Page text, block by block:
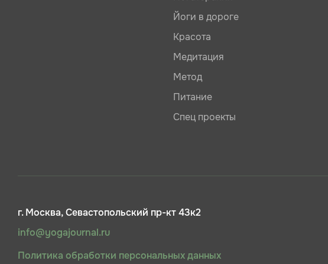
Йоги в дороге
Красота
Медитация
Метод
Питание
Спец проекты
г. Москва, Севастопольский пр-кт 43к2
info@yogajournal.ru
Политика обработки персональных данных